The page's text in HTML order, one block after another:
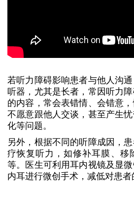
若听力障碍影响患者与他人沟
听器，尤其是长者，常因听力
的内容，常会表错情、会错意
不愿意跟他人交谈，甚至产生
化等问题。
另外，根据不同的听障成因，
疗恢复听力，如修补耳膜、移
等。医生可利用耳内视镜及显
内耳进行微创手术，减低对患者